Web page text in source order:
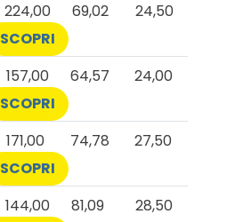
224,00 69,02
24,50
SCOPRI
157,00 64,57
24,00
SCOPRI
171,00 74,78
27,50
SCOPRI
144,00 81,09
28,50